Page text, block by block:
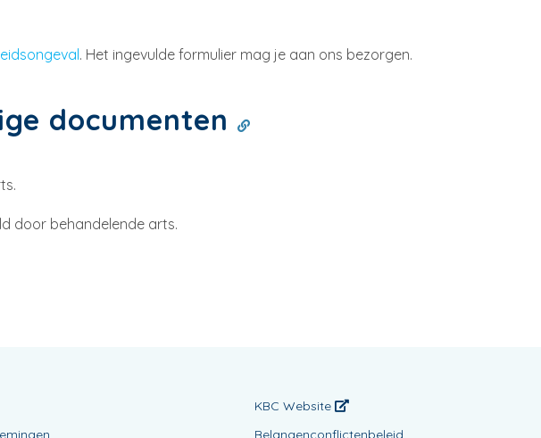
. Het ingevulde formulier mag je aan ons bezorgen.
documenten
door behandelende arts.
KBC Website
Belangenconflictenbeleid